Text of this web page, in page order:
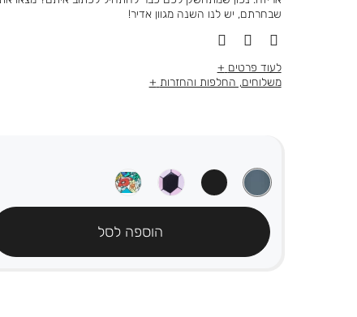
שבחרתם, יש לנו השנה מגוון אדיר!
לעוד פרטים
משלוחים, החלפות והחזרות
הוספה לסל